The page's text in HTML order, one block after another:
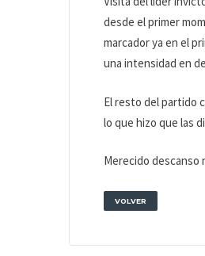
desde el primer
marcador ya en el
una intensidad en
El resto del partido
lo que hizo que las
Merecido descanso
VOLVER